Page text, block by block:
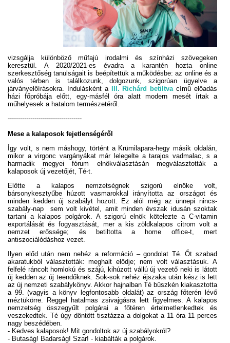
vizsgálja különböző műfajú irodalmi és színházi szövegeken
keresztül. A 2020/2021-es évadra a karantén hozta online
szerkesztőség tanulságait is beépítettük a működésbe: az online és a
valós térben is találkozunk, dolgozunk, szigorúan ügyelve a
járványelőírásokra. Indulásként a
III. Richárd betiltva című előadás
házi főpróbája előtt, egy-másfél óra alatt modern mesét írtak a
műhelyesek a hatalom természetéről.
------------------------------------
Mese a kalaposok fejetlenségéről
Így volt, s nem máshogy, történt a Krümilapara-hegy másik oldalán,
mikor a virgonc vargányákat már lelegelte a tarajos vadmalac, s a
harmadik megyei fórum elnökválasztásán megválasztották a
kalaposok új vezetőjét, Té-t.
Előtte a kalapos nemzetségnek szigorú elnöke volt,
bársonykesztyűbe húzott vasmarokkal irányította az országot és
minden kedden új szabályt hozott. Ez alól még az ünnepi nincs-
szabály-nap sem volt kivétel, amit minden évszak idusán szoktak
tartani a kalapos polgárok. A szigorú elnök kötelezte a C-vitamin
exportálását és fogyasztását, mer a kis zöldkalapos citrom volt a
nemzet erőssége; és betiltotta a home office-t, mert
antiszociálódáshoz vezet.
Ilyen előd után nem nehéz a reformáció – gondolat Té. Őt szabad
akaratukból választották: meghalt elődje; nem volt választásuk. A
felfelé ráncolt homlokú és szájú, kihúzott vállú új vezető neki is látott
új kedden az új teendőknek. Sok-sok nehéz éjszaka után kész is lett
az új nemzeti szabálykönyv. Akkor hajnalban Té büszkén kiakasztotta
a 99. (vagyis a könyv legfontosabb oldalát) az ország főterén lévő
méztükörre. Reggel hatalmas zsivajgásra lett figyelmes. A kalapos
nemzetség összegyűlt polgárai a főtéren értelmetlenkedtek és
veszekedtek. Té úgy döntött tisztázza a dolgokat a 11 óra 11 perces
nagy beszédében.
- Kedves kalaposok! Mit gondoltok az új szabályokról?
- Butaság! Badarság! Szar! - kiabálták a polgárok.